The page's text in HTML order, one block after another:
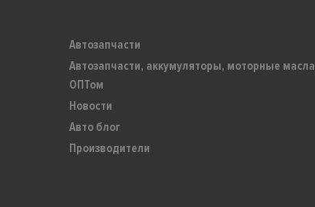
Автозапчасти
Автозапчасти, аккумуляторы, моторные масла
ОПТом
Новости
Авто блог
Производители